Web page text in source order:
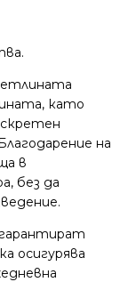
като
на
в
без да
осигурява